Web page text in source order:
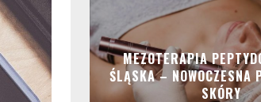
MEZOTERAPIA
ŚLĄSKA – NOWOCZESNA
SKÓRY